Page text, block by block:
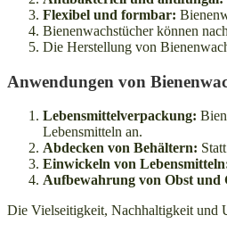
Flexibel und formbar:
Bienenwachstücher können
Die Herstellung von
Anwendungen von
Lebensmittelverpackung:
Lebensmitteln an.
Abdecken von Behältern:
Einwickeln von
Aufbewahrung von Obst und
Die Vielseitigkeit, Nachhaltigkeit und